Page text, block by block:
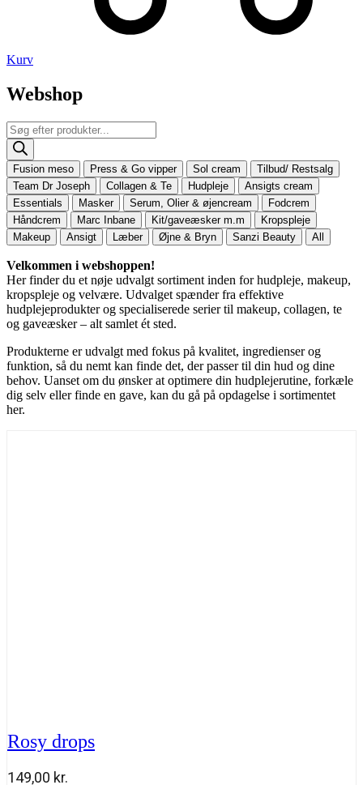
Kurv
Webshop
Products
search
Fusion meso Press & Go vipper Sol cream
Tilbud/ Restsalg
Team Dr Joseph
Collagen & Te Hudpleje
Ansigts cream
Essentials
Masker Serum, Olier & øjencream
Fodcrem
Håndcrem
Marc Inbane Kit/gaveæsker m.m
Kropspleje
Makeup
Ansigt Læber Øjne & Bryn Sanzi Beauty All
Velkommen i webshoppen!
Her finder du et nøje udvalgt sortiment inden for hudpleje, makeup,
kropspleje og velvære. Udvalget spænder fra effektive
hudplejeprodukter og specialiserede serier til makeup, collagen, te
og gaveæsker – alt samlet ét sted.
Produkterne er udvalgt med fokus på kvalitet, ingredienser og
funktion, så du nemt kan finde det, der passer til din hud og dine
behov. Uanset om du ønsker at optimere din hudplejerutine, forkæle
dig selv eller finde en gave, kan du gå på opdagelse i sortimentet
her.
Rosy drops
149,00 kr.